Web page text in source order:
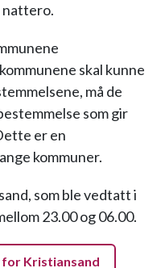
nattero.
skal kunne
må de
som gir
er en
kommuner.
som ble vedtatt i
23.00 og 06.00.
Kristiansand